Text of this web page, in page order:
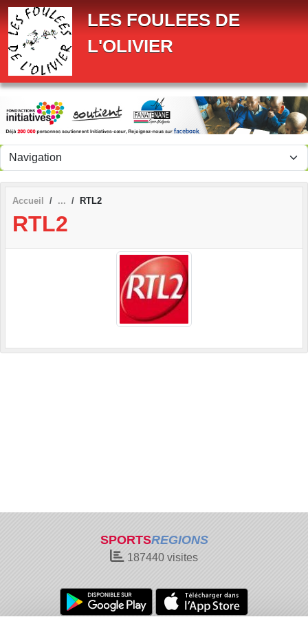
LES FOULEES DE
L'OLIVIER
Accueil RTL2
RTL2
SPORTSREGIONS
187440 visites
Panneau de gestion des cookies